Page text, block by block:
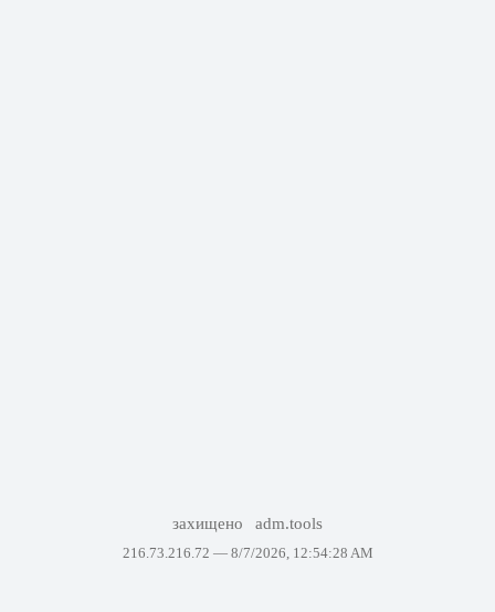
захищено adm.tools
216.73.216.72 — 8/7/2026, 12:54:28 AM